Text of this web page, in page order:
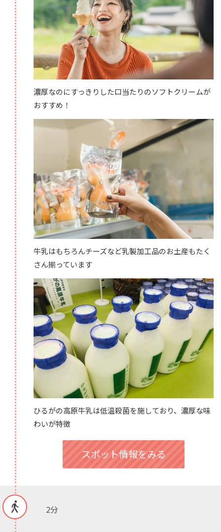
濃厚なのにすっきりした口当たりのソフトクリームが
おすすめ！
牛乳はもちろんチーズなど乳製加工品のお土産もたく
さん揃っています
ひるがの高原牛乳は低温殺菌を施しており、濃厚な味
わいが特徴
スポット情報をみる
2分